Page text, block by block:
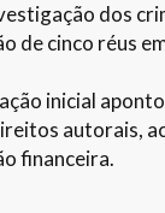
dos
de cinco réus
inicial
autorais,
financeira.